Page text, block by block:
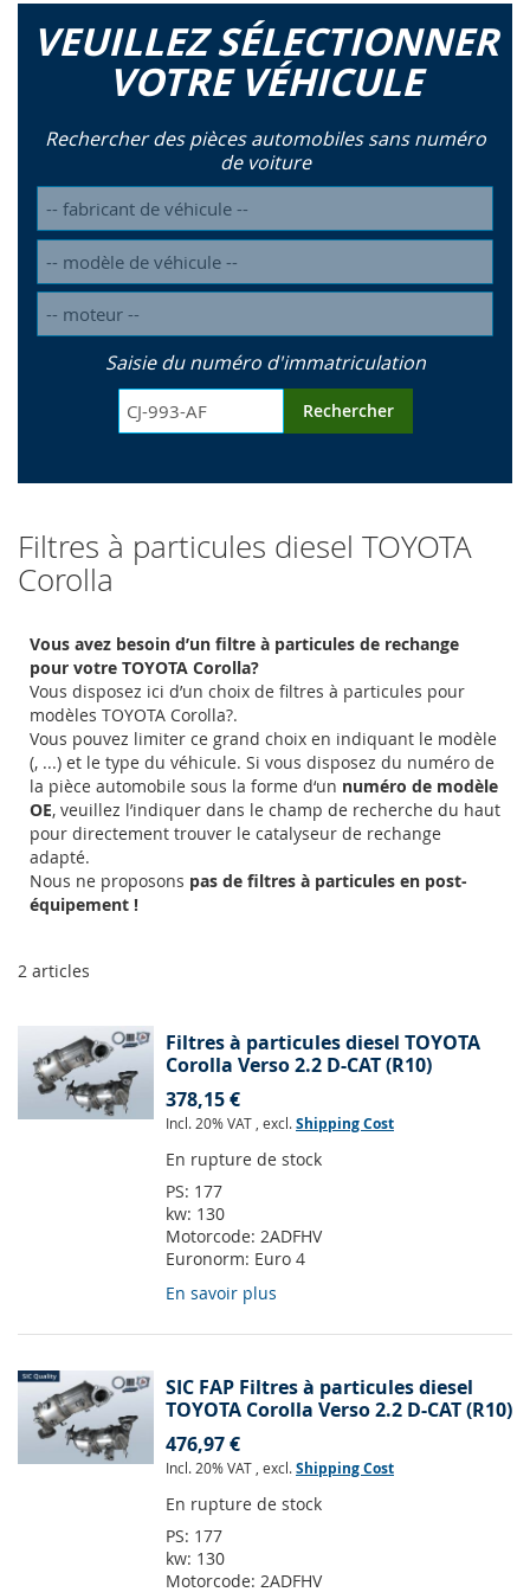
VEUILLEZ SÉLECTIONNER
VOTRE VÉHICULE
Rechercher des pièces automobiles sans numéro
de voiture
Saisie du numéro d'immatriculation
Rechercher
Filtres à particules diesel TOYOTA
Corolla
Vous avez besoin d’un filtre à particules de rechange
pour votre TOYOTA Corolla?
Vous disposez ici d’un choix de filtres à particules pour
modèles TOYOTA Corolla?.
Vous pouvez limiter ce grand choix en indiquant le modèle
(, ...) et le type du véhicule. Si vous disposez du numéro de
la pièce automobile sous la forme d‘un numéro de modèle
OE, veuillez l’indiquer dans le champ de recherche du haut
pour directement trouver le catalyseur de rechange
adapté.
Nous ne proposons pas de filtres à particules en post-
équipement !
2 articles
Filtres à particules diesel TOYOTA
Corolla Verso 2.2 D-CAT (R10)
378,15 €
Incl. 20% VAT , excl.Shipping Cost
En rupture de stock
PS: 177
kw: 130
Motorcode: 2ADFHV
Euronorm: Euro 4
En savoir plus
SIC FAP Filtres à particules diesel
TOYOTA Corolla Verso 2.2 D-CAT (R10)
476,97 €
Incl. 20% VAT , excl.Shipping Cost
En rupture de stock
PS: 177
kw: 130
Motorcode: 2ADFHV